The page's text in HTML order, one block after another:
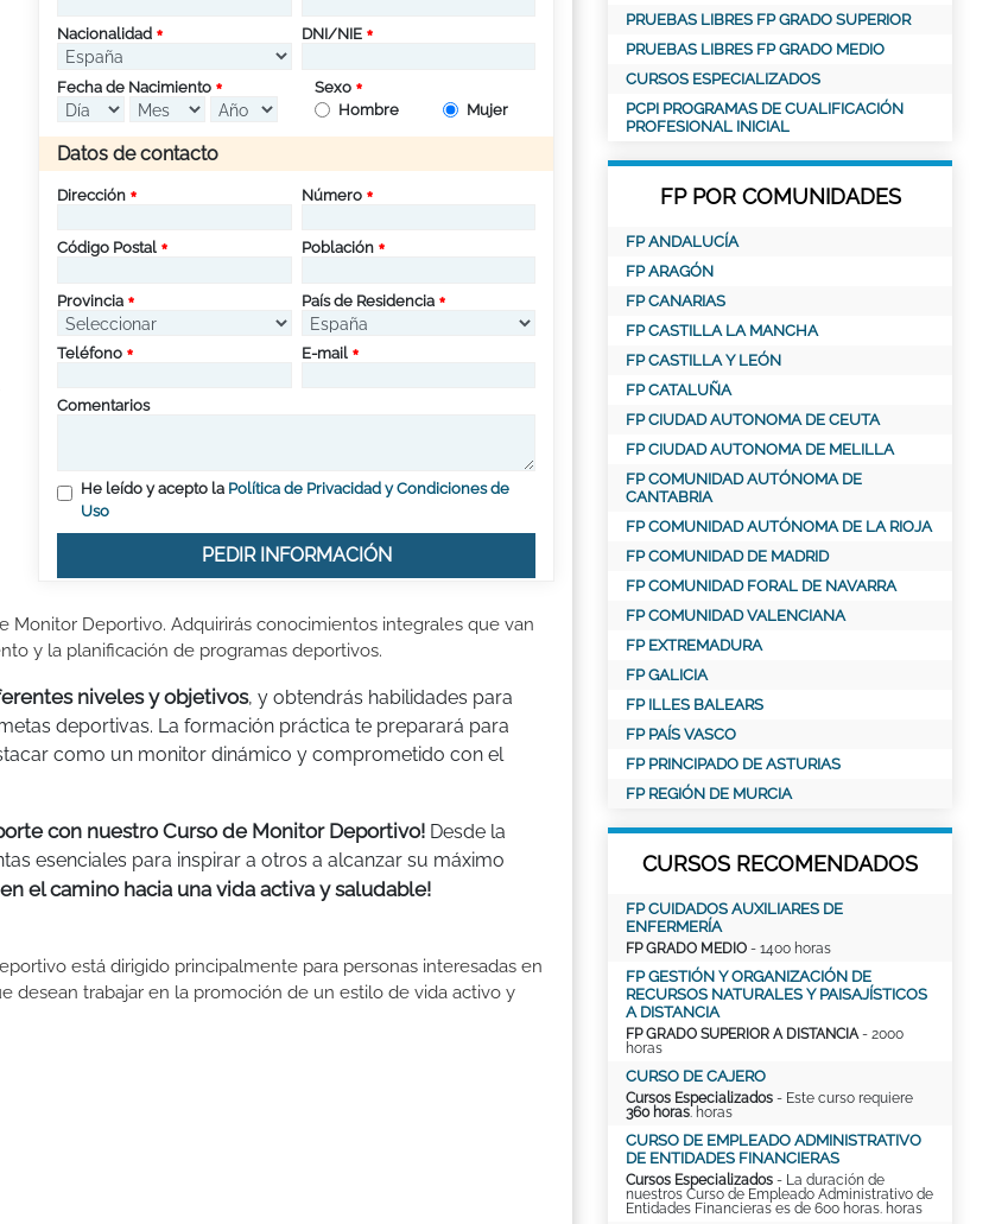
Nacionalidad DNI/NIE
Fecha de Nacimiento
Sexo
Hombre
Mujer
Datos de contacto
Dirección Número
Código Postal Población
Provincia País de Residencia
Teléfono E-mail
Comentarios
He leído y acepto la Política de Privacidad y Condiciones de
Uso
PEDIR INFORMACIÓN
Deportivo. Adquirirás conocimientos integrales que van
y la planificación de programas deportivos.
niveles y objetivos, y obtendrás habilidades para
deportivas. La formación práctica te preparará para
como un monitor dinámico y comprometido con el
con nuestro Curso de Monitor Deportivo! Desde la
esenciales para inspirar a otros a alcanzar su máximo
el camino hacia una vida activa y saludable!
está dirigido principalmente para personas interesadas en
desean trabajar en la promoción de un estilo de vida activo y
PRUEBAS LIBRES FP GRADO SUPERIOR
PRUEBAS LIBRES FP GRADO MEDIO
CURSOS ESPECIALIZADOS
PCPI PROGRAMAS DE CUALIFICACIÓN
PROFESIONAL INICIAL
FP POR COMUNIDADES
FP ANDALUCÍA
FP ARAGÓN
FP CANARIAS
FP CASTILLA LA MANCHA
FP CASTILLA Y LEÓN
FP CATALUÑA
FP CIUDAD AUTONOMA DE CEUTA
FP CIUDAD AUTONOMA DE MELILLA
FP COMUNIDAD AUTÓNOMA DE
CANTABRIA
FP COMUNIDAD AUTÓNOMA DE LA RIOJA
FP COMUNIDAD DE MADRID
FP COMUNIDAD FORAL DE NAVARRA
FP COMUNIDAD VALENCIANA
FP EXTREMADURA
FP GALICIA
FP ILLES BALEARS
FP PAÍS VASCO
FP PRINCIPADO DE ASTURIAS
FP REGIÓN DE MURCIA
CURSOS RECOMENDADOS
FP CUIDADOS AUXILIARES DE
ENFERMERÍA
FP GRADO MEDIO - 1400 horas
FP GESTIÓN Y ORGANIZACIÓN DE
RECURSOS NATURALES Y PAISAJÍSTICOS
A DISTANCIA
FP GRADO SUPERIOR A DISTANCIA- 2000
horas
CURSO DE CAJERO
Cursos Especializados - Este curso requiere
360 horas. horas
CURSO DE EMPLEADO ADMINISTRATIVO
DE ENTIDADES FINANCIERAS
Cursos Especializados - La duración de
nuestros Curso de Empleado Administrativo de
Entidades Financieras es de 600 horas. horas